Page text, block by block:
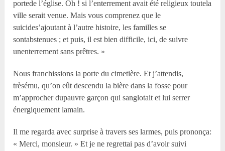
portede l’église. Oh ! si l’enterrement avait été religieux toutela
ville serait venue. Mais vous comprenez que le
suicides’ajoutant à l’autre histoire, les familles se
sontabstenues ; et puis, il est bien difficile, ici, de suivre
unenterrement sans prêtres. »
Nous franchissions la porte du cimetière. Et j’attendis,
trèsému, qu’on eût descendu la bière dans la fosse pour
m’approcher dupauvre garçon qui sanglotait et lui serrer
énergiquement lamain.
Il me regarda avec surprise à travers ses larmes, puis prononça:
« Merci, monsieur. » Et je ne regrettai pas d’avoir suivi